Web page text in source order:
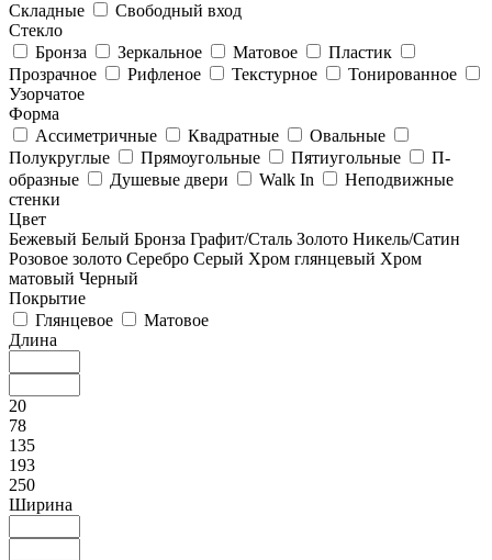
Складные
Свободный вход
Стекло
Бронза
Зеркальное Матовое
Пластик
Прозрачное
Рифленое Текстурное
Тонированное
Узорчатое
Форма
Ассиметричные
Квадратные
Овальные
Полукруглые
Прямоугольные Пятиугольные
П-
образные
Душевые двери Walk In
Неподвижные
стенки
Цвет
Бежевый Белый Бронза Графит/Сталь Золото Никель/Сатин
Розовое золото Серебро Серый Хром глянцевый Хром
матовый Черный
Покрытие
Глянцевое
Матовое
Длина
20
78
135
193
250
Ширина